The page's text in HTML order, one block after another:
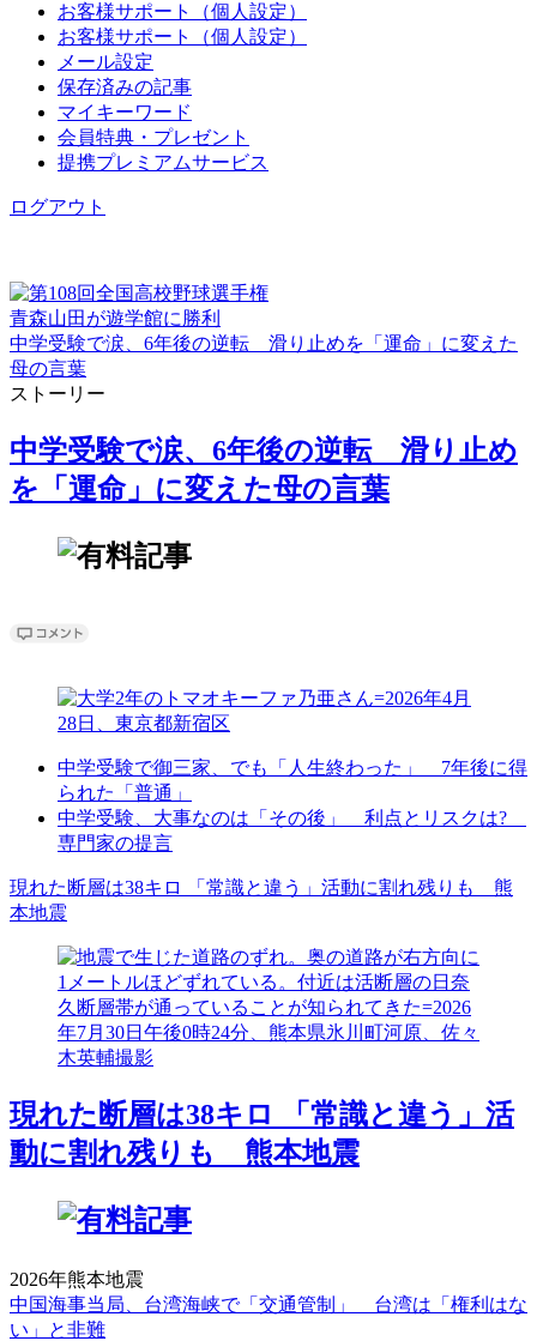
お客様サポート（個人設定）
お客様サポート（個人設定）
メール設定
保存済みの記事
マイキーワード
会員特典・プレゼント
提携プレミアムサービス
ログアウト
青森山田が遊学館に勝利
中学受験で涙、6年後の逆転 滑り止めを「運命」に変えた
母の言葉
ストーリー
中学受験で涙、6年後の逆転 滑り止め
を「運命」に変えた母の言葉
中学受験で御三家、でも「人生終わった」 7年後に得
られた「普通」
中学受験、大事なのは「その後」 利点とリスクは?
専門家の提言
現れた断層は38キロ 「常識と違う」活動に割れ残りも 熊
本地震
現れた断層は38キロ 「常識と違う」活
動に割れ残りも 熊本地震
2026年熊本地震
中国海事当局、台湾海峡で「交通管制」 台湾は「権利はな
い」と非難